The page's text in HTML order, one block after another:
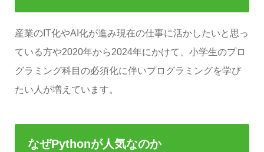
産業のIT化やAI化が進み現在の仕事に活かしたいと思っ
ている方や2020年から2024年にかけて、小学生のプロ
グラミング科目の必須化に伴いプログラミングを学び
たい人が増えています。
なぜPythonが人気なのか